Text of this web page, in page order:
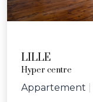
LILLE
Hyper centre
Appartement